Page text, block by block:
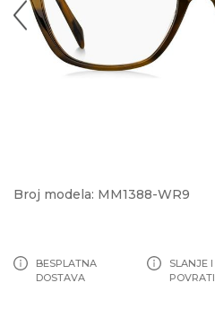
Broj modela: MM1388-WR9
BESPLATNA
DOSTAVA
SLANJE I
POVRATI